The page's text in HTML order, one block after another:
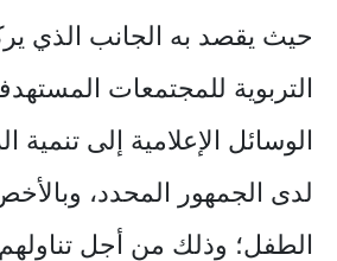
حيث يقصد به الجانب الذي
التربوية للمجتمعات
الوسائل الإعلامية إلى تنمية
لدى الجمهور المحدد،
الطفل؛ وذلك من أجل تناولهم